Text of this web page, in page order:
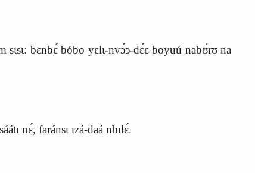
sɩsɩ: bɛnbɛ́ bóbo yɛlɩ-nvɔ́ɔ-dɛ́ɛ boyuú nabʊ́rʊ na
nɛ́, faránsɩ ɩzá-daá nbɩlɛ́.